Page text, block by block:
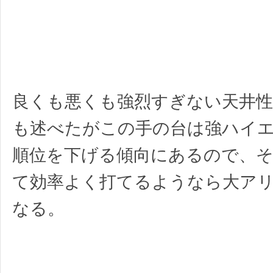
良くも悪くも強烈すぎない天井
も述べたがこの手の台は強ハイ
順位を下げる傾向にあるので、
て効率よく打てるようなら大ア
なる。